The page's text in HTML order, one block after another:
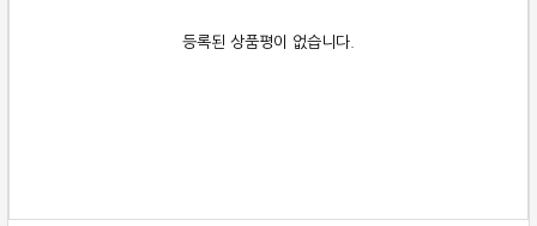
등록된 상품평이 없습니다.